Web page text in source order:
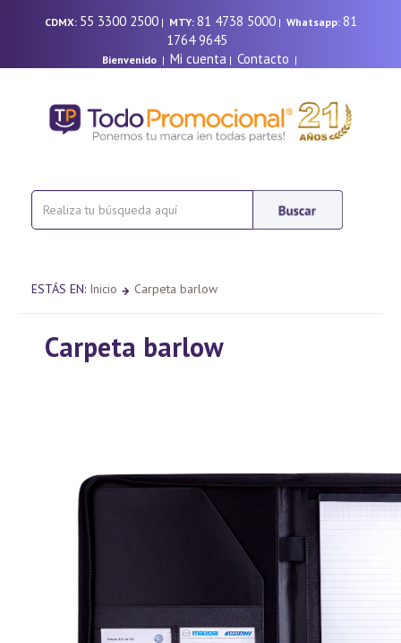
CDMX: 55 3300 2500| MTY: 81 4738 5000| Whatsapp: 81
1764 9645
Bienvenido| Mi cuenta | Contacto |
ESTÁS EN: Inicio Carpeta barlow
Carpeta barlow